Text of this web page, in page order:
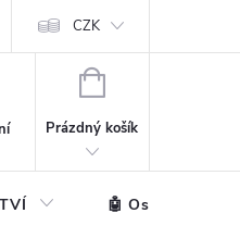
CZK
NÁKUPNÍ
Prázdný košík
🤖 Ostatní